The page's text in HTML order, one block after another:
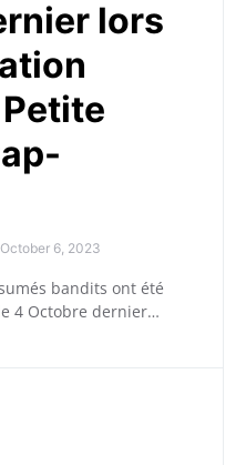
lors
October 6, 2023
bandits ont été
4 Octobre dernier…